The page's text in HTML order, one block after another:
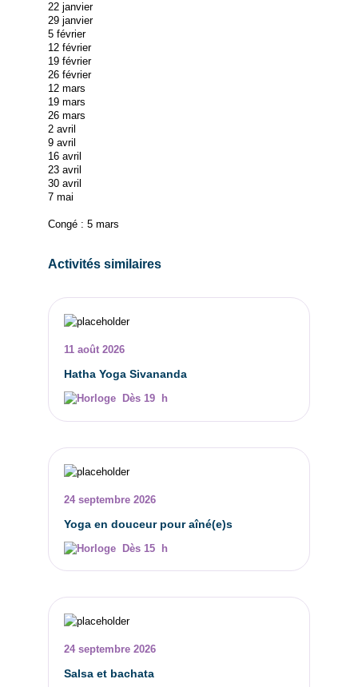
22 janvier
29 janvier
5 février
12 février
19 février
26 février
12 mars
19 mars
26 mars
2 avril
9 avril
16 avril
23 avril
30 avril
7 mai
Congé : 5 mars
Activités similaires
11 août 2026
Hatha Yoga Sivananda
Dès 19 h
24 septembre 2026
Yoga en douceur pour aîné(e)s
Dès 15 h
24 septembre 2026
Salsa et bachata